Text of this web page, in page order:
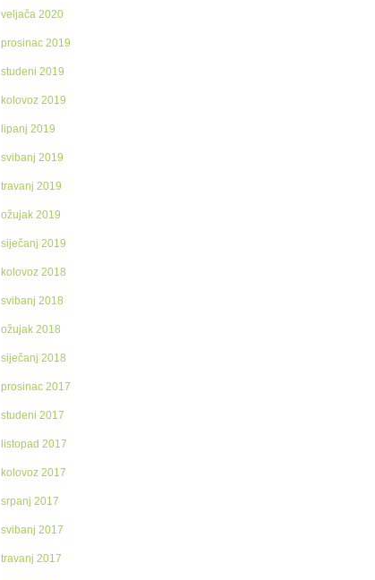
veljača 2020
prosinac 2019
studeni 2019
kolovoz 2019
lipanj 2019
svibanj 2019
travanj 2019
ožujak 2019
siječanj 2019
kolovoz 2018
svibanj 2018
ožujak 2018
siječanj 2018
prosinac 2017
studeni 2017
listopad 2017
kolovoz 2017
srpanj 2017
svibanj 2017
travanj 2017